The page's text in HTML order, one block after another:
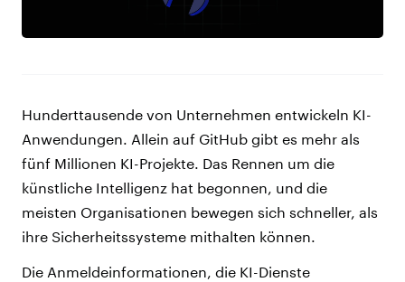
Hunderttausende von Unternehmen entwickeln KI-
Anwendungen. Allein auf GitHub gibt es mehr als
fünf Millionen KI-Projekte. Das Rennen um die
künstliche Intelligenz hat begonnen, und die
meisten Organisationen bewegen sich schneller, als
ihre Sicherheitssysteme mithalten können.
Die Anmeldeinformationen, die KI-Dienste